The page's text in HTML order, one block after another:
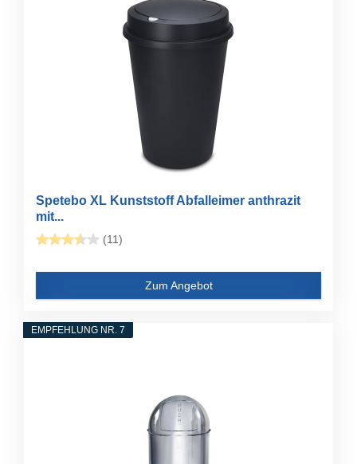
Spetebo XL Kunststoff Abfalleimer anthrazit
mit...
(11)
Zum Angebot
EMPFEHLUNG NR. 7